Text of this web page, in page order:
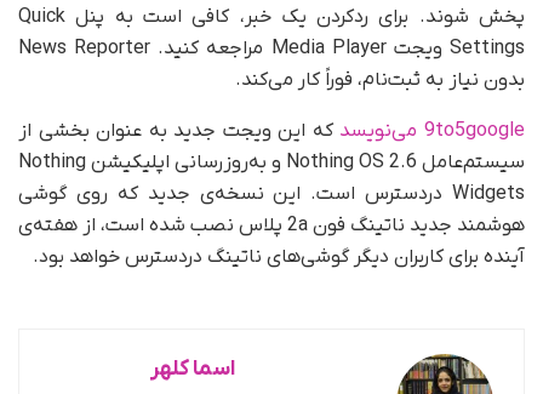
پخش شوند. برای رد‌کردن یک خبر، کافی است به پنل Quick
Settings ویجت Media Player مراجعه کنید. News Reporter
بدون نیاز به ثبت‌نام، فوراً کار می‌کند.
9to5google می‌نویسد
که این ویجت جدید به عنوان بخشی از
سیستم‌عامل Nothing OS 2.6 و به‌روزرسانی اپلیکیشن Nothing
Widgets دردسترس است. این نسخه‌ی جدید که روی گوشی
هوشمند جدید ناتینگ فون 2a پلاس نصب شده است، از هفته‌ی
آینده برای کاربران دیگر گوشی‌های ناتینگ دردسترس خواهد بود.
اسما کلهر